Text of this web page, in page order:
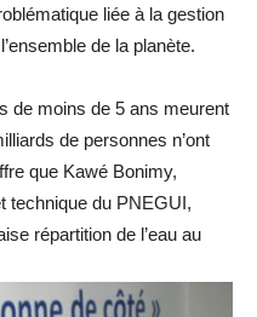
liée à la gestion
de la planète.
de moins de 5 ans meurent
de personnes n’ont
que Kawé Bonimy,
technique du PNEGUI,
répartition de l’eau au